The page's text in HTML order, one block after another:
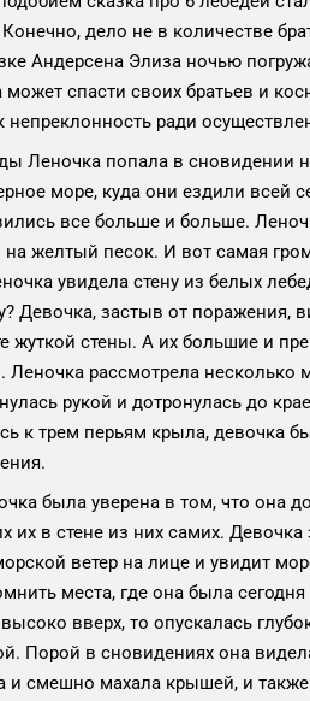
дело не в количестве
Андерсена Элиза ночью
может спасти своих братьев и
непреклонность ради
Леночка попала в сновидении
море, куда они ездили всей
все больше и больше.
желтый песок. И вот самая
увидела стену из белых
Девочка, застыв от
жуткой стены. А их большие и
рассмотрела несколько
рукой и дотронулась до
к трем перьям крыла, девочка
была уверена в том, что она
их в стене из них самих. Девочка
ветер на лице и увидит
места, где она была
вверх, то опускалась
Порой в сновидениях она
и смешно махала крышей, и